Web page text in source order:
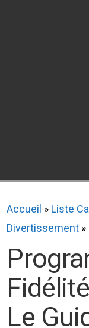
Accueil » Liste
Divertissement »
Le